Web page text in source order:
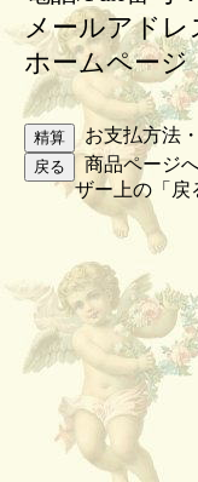
メールアドレ
ホームページ
お支払方法
商品ページ
ザー上の「戻